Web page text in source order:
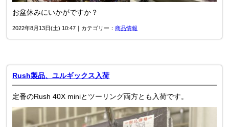
お盆休みにいかがですか？
2022年8月13日(土) 10:47｜カテゴリー：商品情報
Rush製品、ユルギックス入荷
定番のRush 40X miniとツーリング両方とも入荷です。